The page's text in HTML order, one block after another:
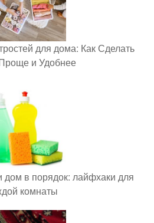
для дома: Как Сделать
и Удобнее
дом в порядок: лайфхаки для
комнаты